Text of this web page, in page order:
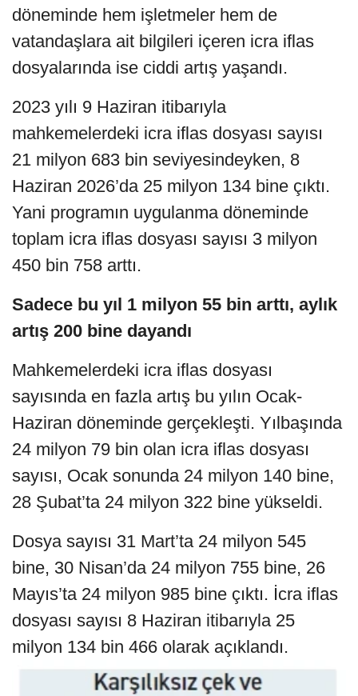
döneminde hem işletmeler hem de
vatandaşlara ait bilgileri içeren icra iflas
dosyalarında ise ciddi artış yaşandı.
2023 yılı 9 Haziran itibarıyla
mahkemelerdeki icra iflas dosyası sayısı
21 milyon 683 bin seviyesindeyken, 8
Haziran 2026’da 25 milyon 134 bine çıktı.
Yani programın uygulanma döneminde
toplam icra iflas dosyası sayısı 3 milyon
450 bin 758 arttı.
Sadece bu yıl 1 milyon 55 bin arttı, aylık
artış 200 bine dayandı
Mahkemelerdeki icra iflas dosyası
sayısında en fazla artış bu yılın Ocak-
Haziran döneminde gerçekleşti. Yılbaşında
24 milyon 79 bin olan icra iflas dosyası
sayısı, Ocak sonunda 24 milyon 140 bine,
28 Şubat’ta 24 milyon 322 bine yükseldi.
Dosya sayısı 31 Mart’ta 24 milyon 545
bine, 30 Nisan’da 24 milyon 755 bine, 26
Mayıs’ta 24 milyon 985 bine çıktı. İcra iflas
dosyası sayısı 8 Haziran itibarıyla 25
milyon 134 bin 466 olarak açıklandı.